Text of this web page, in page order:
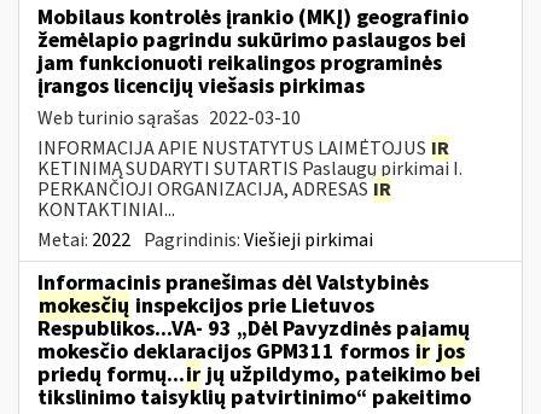
Mobilaus kontrolės įrankio (MKĮ) geografinio
žemėlapio pagrindu sukūrimo paslaugos bei
jam funkcionuoti reikalingos programinės
įrangos licencijų viešasis pirkimas
Web turinio sąrašas 2022-03-10
INFORMACIJA APIE NUSTATYTUS LAIMĖTOJUS IR
KETINIMĄ SUDARYTI SUTARTIS Paslaugų pirkimai I.
PERKANČIOJI ORGANIZACIJA, ADRESAS IR
KONTAKTINIAI...
Metai: 2022 Pagrindinis:Viešieji pirkimai
Informacinis pranešimas dėl Valstybinės
mokesčių inspekcijos prie Lietuvos
Respublikos...VA- 93 „Dėl Pavyzdinės pajamų
mokesčio deklaracijos GPM311 formos ir jos
priedų formų...irjų užpildymo, pateikimo bei
tikslinimo taisyklių patvirtinimo“ pakeitimo